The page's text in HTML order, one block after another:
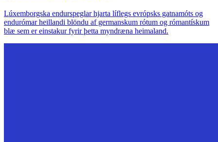
Lúxemborgska endurspeglar hjarta líflegs evrópsks gatnamóts og
endurómar heillandi blöndu af germanskum rótum og rómantískum
blæ sem er einstakur fyrir þetta myndræna heimaland.